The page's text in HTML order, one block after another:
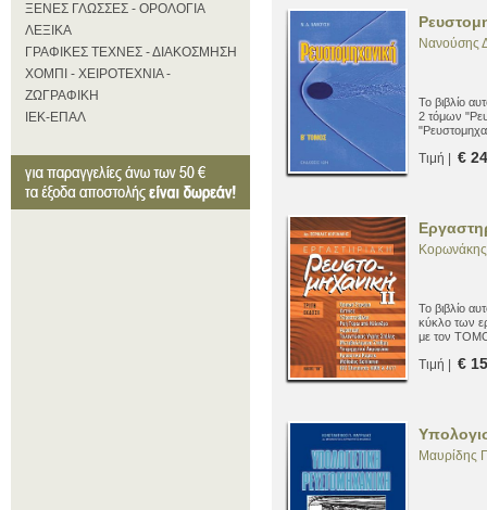
ΞΕΝΕΣ ΓΛΩΣΣΕΣ - ΟΡΟΛΟΓΙΑ
ΛΕΞΙΚΑ
ΓΡΑΦΙΚΕΣ ΤΕΧΝΕΣ - ΔΙΑΚΟΣΜΗΣΗ
ΧΟΜΠΙ - ΧΕΙΡΟΤΕΧΝΙΑ -
ΖΩΓΡΑΦΙΚΗ
ΙΕΚ-ΕΠΑΛ
Νανούσης
Το βιβλίο
2 τόμων
βοήθημα
Τιμή | €
Το βιβλίο
κύκλο των
με τον ΤΟΜΟ
Τιμή | €
Μαυρίδης